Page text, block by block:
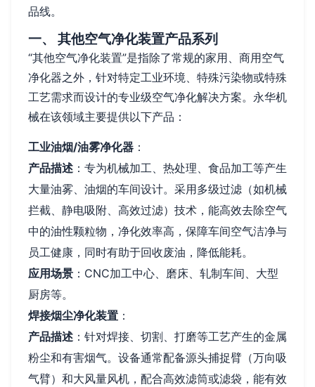
品线。
一、 其他空气净化装置产品系列
“其他空气净化装置”是指除了常规的家用、商用空气
净化器之外，针对特定工业环境、特殊污染物或特殊
工艺需求而设计的专业级空气净化解决方案。永华机
械在该领域主要提供以下产品：
工业油烟/油雾净化器 ：
产品描述 ：专为机械加工、热处理、食品加工等产生
大量油雾、油烟的车间设计。采用多级过滤（如机械
拦截、静电吸附、高效过滤）技术，能高效去除空气
中的油性颗粒物，净化效率高，保障车间空气洁净与
员工健康，同时有助于回收废油，降低能耗。
应用场景 ：CNC加工中心、磨床、轧制车间、大型
厨房等。
焊接烟尘净化装置 ：
产品描述 ：针对焊接、切割、打磨等工艺产生的金属
粉尘和有害烟气。设备通常配备源头捕捉臂（万向吸
气臂）和大风量风机，配合高效滤筒或滤袋，能有效